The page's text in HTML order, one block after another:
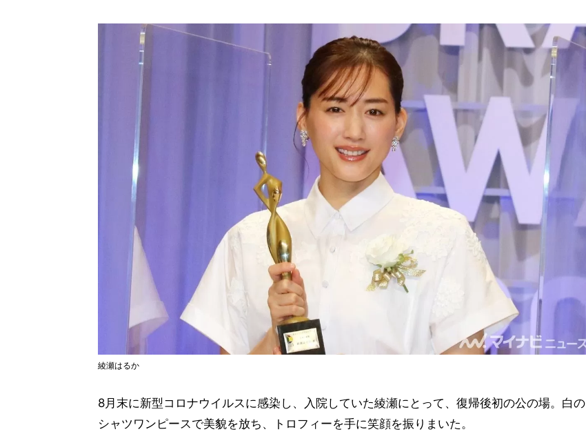
綾瀬はるか
8月末に新型コロナウイルスに感染し、入院していた綾瀬にとって、復帰後初の公の場。白の
シャツワンピースで美貌を放ち、トロフィーを手に笑顔を振りまいた。